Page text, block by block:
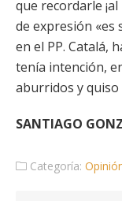
que recordarle
de expresión «es
en el PP. Catalá,
tenía intención,
aburridos y
SANTIAGO
Categoría: